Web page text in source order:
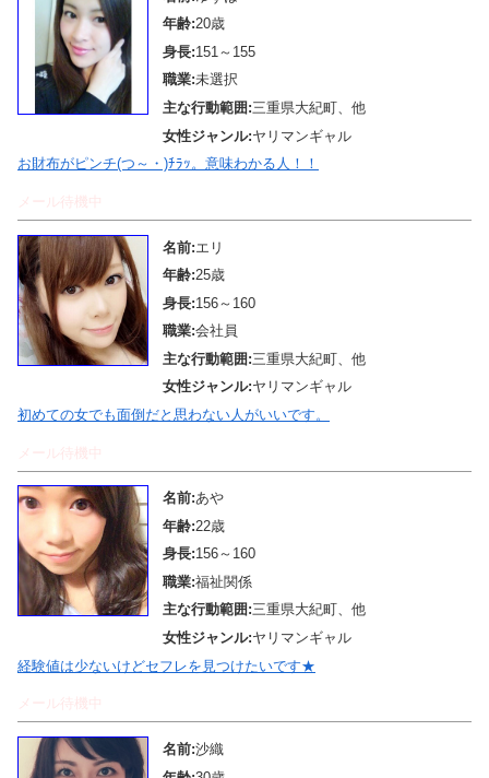
年齢:20歳
身長:151～155
職業:未選択
主な行動範囲:三重県大紀町、他
女性ジャンル:ヤリマンギャル
お財布がピンチ(つ～・)ﾁﾗｯ。意味わかる人！！
メール待機中
名前:エリ
年齢:25歳
身長:156～160
職業:会社員
主な行動範囲:三重県大紀町、他
女性ジャンル:ヤリマンギャル
初めての女でも面倒だと思わない人がいいです。
メール待機中
名前:あや
年齢:22歳
身長:156～160
職業:福祉関係
主な行動範囲:三重県大紀町、他
女性ジャンル:ヤリマンギャル
経験値は少ないけどセフレを見つけたいです★
メール待機中
名前:沙織